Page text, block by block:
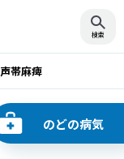
声帯麻痺
のどの病気